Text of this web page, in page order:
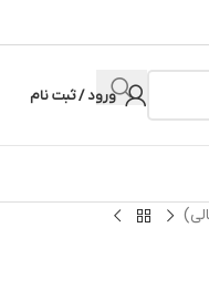
ورود / ثبت نام